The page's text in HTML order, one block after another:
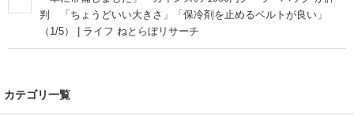
判 「ちょうどいい大きさ」「保冷剤を止めるベルトが良い」
（1/5） | ライフ ねとらぼリサーチ
カテゴリ一覧